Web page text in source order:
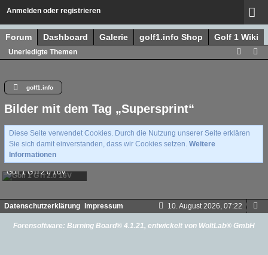
Anmelden oder registrieren
Forum Dashboard Galerie golf1.info Shop Golf 1 Wiki
Unerledigte Themen
golf1.info
Bilder mit dem Tag „Supersprint“
Diese Seite verwendet Cookies. Durch die Nutzung unserer Seite erklären
Sie sich damit einverstanden, dass wir Cookies setzen. Weitere
Informationen
Golf 1 GTI 2.0 16V
TobiB-9. Juni 2022, 13:31
Datenschutzerklärung Impressum 10. August 2026, 07:22
Forensoftware: Burning Board® 4.1.21, entwickelt von WoltLab® GmbH